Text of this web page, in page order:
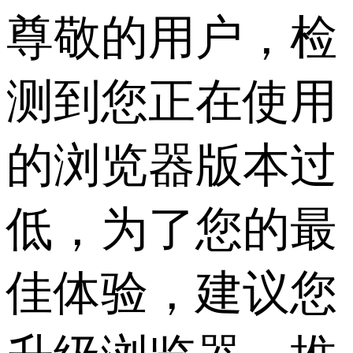
尊敬的用户，检
测到您正在使用
的浏览器版本过
低，为了您的最
佳体验，建议您